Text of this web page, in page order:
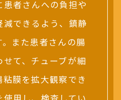
者さんへの負担や
できるよう、鎮静
また患者さんの腸
て、チューブが細
膜を拡大観察でき